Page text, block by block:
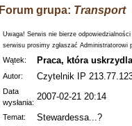
Forum grupa: Transport
Uwaga! Serwis nie bierze
serwisu prosimy zgłaszać Administratorowi
Wątek: Praca, która
Autor: Czytelnik IP
Data
wysłania:
2007-02-21 20:14
Temat: Stewardessa...?